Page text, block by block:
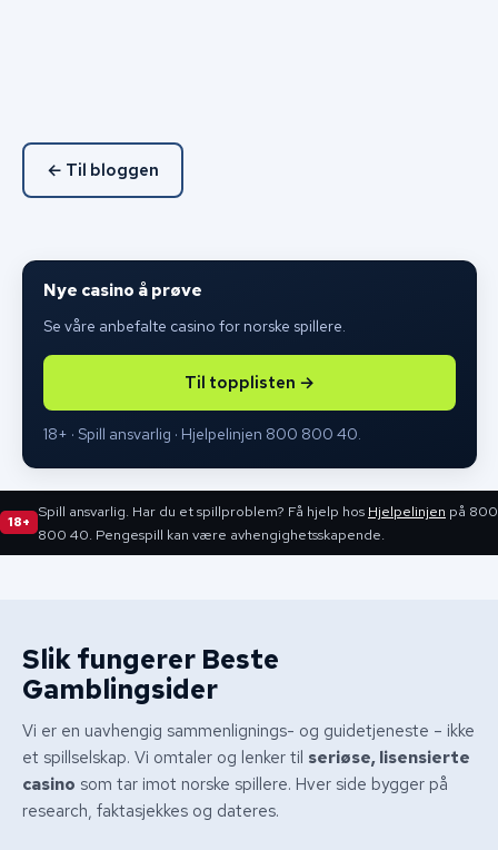
← Til bloggen
Nye casino å prøve
Se våre anbefalte casino for norske spillere.
Til topplisten →
18+ · Spill ansvarlig · Hjelpelinjen 800 800 40.
18+
Spill ansvarlig. Har du et spillproblem? Få hjelp hos Hjelpelinjen på 800
800 40. Pengespill kan være avhengighetsskapende.
Slik fungerer Beste
Gamblingsider
Vi er en uavhengig sammenlignings- og guidetjeneste – ikke
et spillselskap. Vi omtaler og lenker til seriøse, lisensierte
casino som tar imot norske spillere. Hver side bygger på
research, faktasjekkes og dateres.